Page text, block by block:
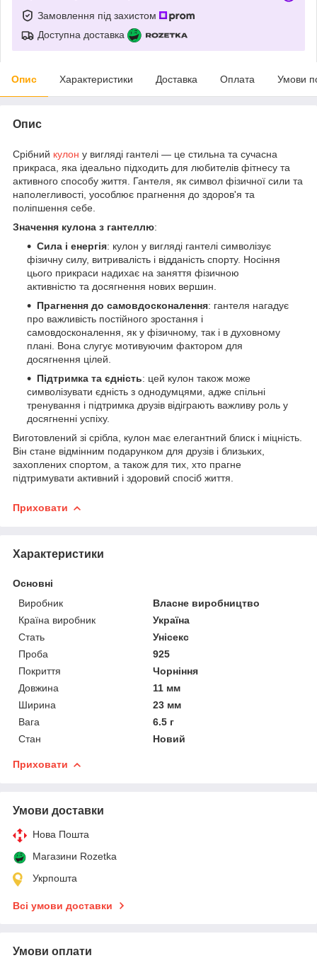
Замовлення під захистом
Доступна доставка
Опис Характеристики Доставка Оплата Умови
Опис
Срібний кулон у вигляді гантелі — це стильна та сучасна
прикраса, яка ідеально підходить для любителів фітнесу та
активного способу життя. Гантеля, як символ фізичної сили та
наполегливості, уособлює прагнення до здоров'я та
поліпшення себе.
Значення кулона з гантеллю:
Сила і енергія: кулон у вигляді гантелі символізує
фізичну силу, витривалість і відданість спорту. Носіння
цього прикраси надихає на заняття фізичною
активністю та досягнення нових вершин.
Прагнення до самовдосконалення: гантеля нагадує
про важливість постійного зростання і
самовдосконалення, як у фізичному, так і в духовному
плані. Вона слугує мотивуючим фактором для
досягнення цілей.
Підтримка та єдність: цей кулон також може
символізувати єдність з однодумцями, адже спільні
тренування і підтримка друзів відіграють важливу роль у
досягненні успіху.
Виготовлений зі срібла, кулон має елегантний блиск і міцність.
Він стане відмінним подарунком для друзів і близьких,
захоплених спортом, а також для тих, хто прагне
підтримувати активний і здоровий спосіб життя.
Приховати
Характеристики
Основні
Виробник
Власне виробництво
Країна виробник
Україна
Стать
Унісекс
Проба
925
Покриття
Чорніння
Довжина
11 мм
Ширина
23 мм
Вага
6.5 г
Стан
Новий
Приховати
Умови доставки
Нова Пошта
Магазини Rozetka
Укрпошта
Всі умови доставки
Умови оплати